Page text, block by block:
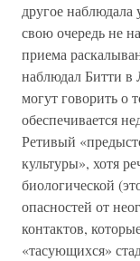
другое наблюдала
свою очередь не
приема
наблюдал Битти
могут говорить о
обеспечивается
Ретивый
культуры», хотя
биологической
опасностей от
контактов,
«тасующихся»